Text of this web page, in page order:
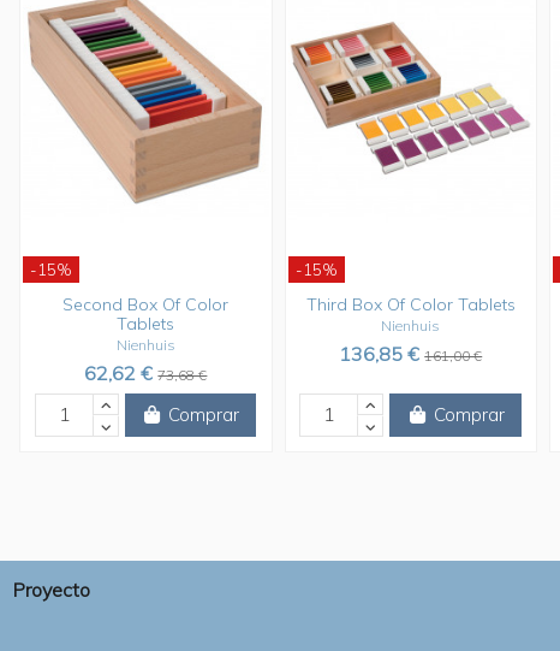
-15%
Second Box Of Color
Tablets
Nienhuis
62,62 €73,68 €
Comprar
-15%
Third Box Of Color Tablets
Nienhuis
136,85 €161,00 €
Comprar
Proyecto